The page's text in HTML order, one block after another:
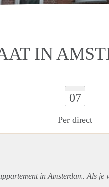
IN
07
Per direct
in Amsterdam. Als je